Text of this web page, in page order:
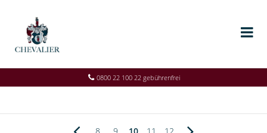
0800 22 100 22 gebührenfrei